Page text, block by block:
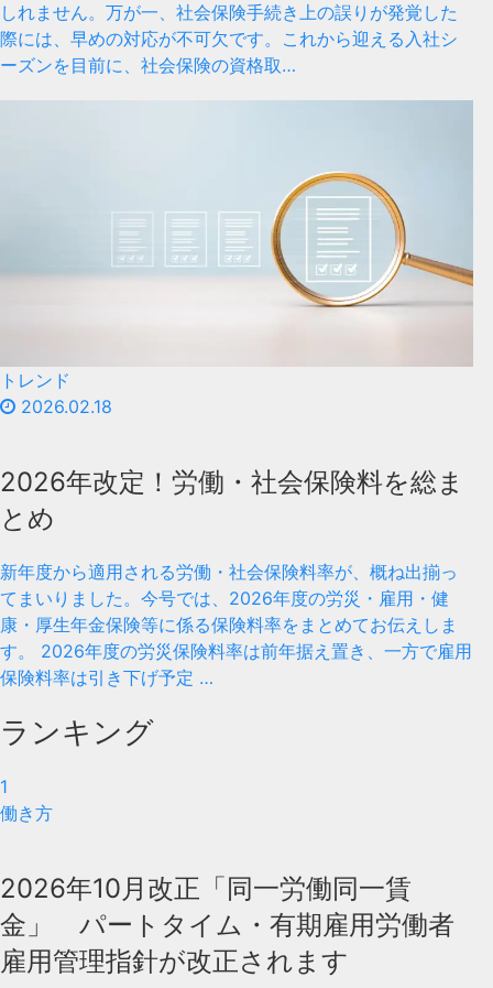
しれません。万が一、社会保険手続き上の誤りが発覚した
際には、早めの対応が不可欠です。これから迎える入社シ
ーズンを目前に、社会保険の資格取…
トレンド
2026.02.18
2026年改定！労働・社会保険料を総ま
とめ
新年度から適用される労働・社会保険料率が、概ね出揃っ
てまいりました。今号では、2026年度の労災・雇用・健
康・厚生年金保険等に係る保険料率をまとめてお伝えしま
す。 2026年度の労災保険料率は前年据え置き、一方で雇用
保険料率は引き下げ予定 …
ランキング
1
働き方
2026年10月改正「同一労働同一賃
金」 パートタイム・有期雇用労働者
雇用管理指針が改正されます